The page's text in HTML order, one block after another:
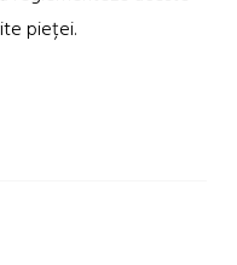
pieței.